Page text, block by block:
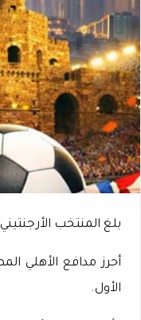
بلغ المنتخب الأرجنتيني
الأول.